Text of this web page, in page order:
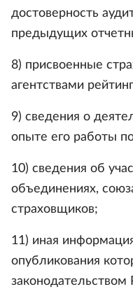
достоверность
предыдущих
8) присвоенные
агентствами
9) сведения о
опыте его работы
10) сведения об
объединениях,
страховщиков;
11) иная
опубликования